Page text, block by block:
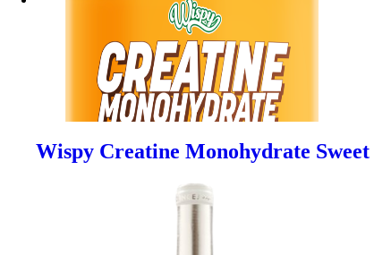
Wispy Creatine Monohydrate Sweet